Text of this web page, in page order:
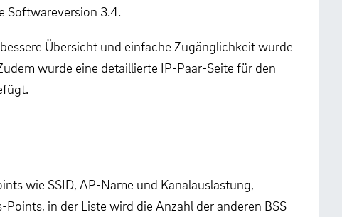
Softwareversion 3.4.
Übersicht und einfache Zugänglichkeit wurde
wurde eine detaillierte IP-Paar-Seite für den
wie SSID, AP-Name und Kanalauslastung,
in der Liste wird die Anzahl der anderen BSS